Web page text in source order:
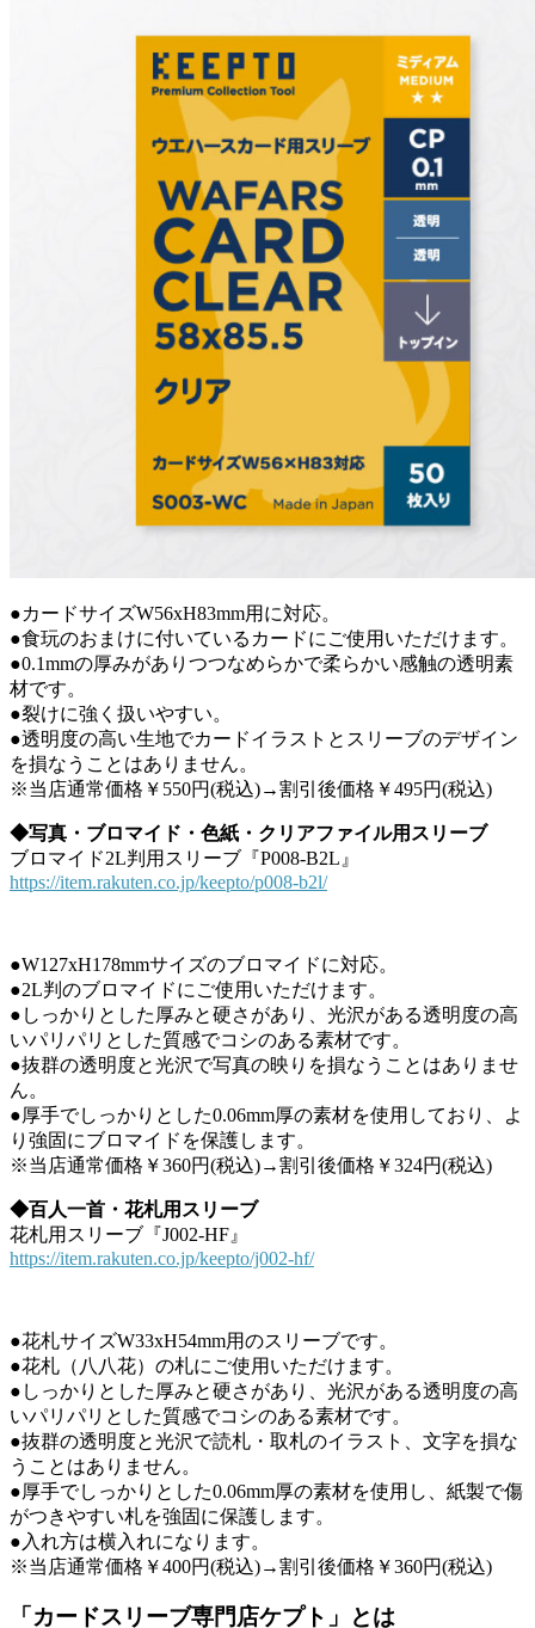
●カードサイズW56xH83mm用に対応。
●食玩のおまけに付いているカードにご使用いただけます。
●0.1mmの厚みがありつつなめらかで柔らかい感触の透明素
材です。
●裂けに強く扱いやすい。
●透明度の高い生地でカードイラストとスリーブのデザイン
を損なうことはありません。
※当店通常価格￥550円(税込)→割引後価格￥495円(税込)
◆写真・ブロマイド・色紙・クリアファイル用スリーブ
ブロマイド2L判用スリーブ『P008-B2L』
https://item.rakuten.co.jp/keepto/p008-b2l/
●W127xH178mmサイズのブロマイドに対応。
●2L判のブロマイドにご使用いただけます。
●しっかりとした厚みと硬さがあり、光沢がある透明度の高
いパリパリとした質感でコシのある素材です。
●抜群の透明度と光沢で写真の映りを損なうことはありませ
ん。
●厚手でしっかりとした0.06mm厚の素材を使用しており、よ
り強固にブロマイドを保護します。
※当店通常価格￥360円(税込)→割引後価格￥324円(税込)
◆百人一首・花札用スリーブ
花札用スリーブ『J002-HF』
https://item.rakuten.co.jp/keepto/j002-hf/
●花札サイズW33xH54mm用のスリーブです。
●花札（八八花）の札にご使用いただけます。
●しっかりとした厚みと硬さがあり、光沢がある透明度の高
いパリパリとした質感でコシのある素材です。
●抜群の透明度と光沢で読札・取札のイラスト、文字を損な
うことはありません。
●厚手でしっかりとした0.06mm厚の素材を使用し、紙製で傷
がつきやすい札を強固に保護します。
●入れ方は横入れになります。
※当店通常価格￥400円(税込)→割引後価格￥360円(税込)
「カードスリーブ専門店ケプト」とは